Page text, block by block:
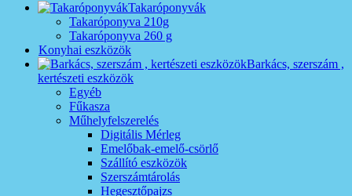
Takaróponyvák
Takaróponyva 210g
Takaróponyva 260 g
Konyhai eszközök
Barkács, szerszám ,
kertészeti eszközök
Egyéb
Fűkasza
Műhelyfelszerelés
Digitális Mérleg
Emelőbak-emelő-csörlő
Szállító eszközök
Szerszámtárolás
Hegesztőpajzs